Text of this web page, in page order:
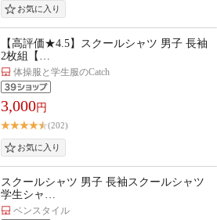
【高評価★4.5】スクールシャツ 男子 長袖
2枚組【…
体操服と学生服のCatch
3,000円
(202)
スクールシャツ 男子 長袖スクールシャツ
学生シャ…
ベンスタイル